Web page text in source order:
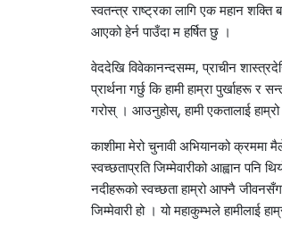
स्वतन्त्र राष्ट्रका लागि एक महान
आएको हेर्न पाउँदा म हर्षित छु ।
वेददेखि विवेकानन्दसम्म, प्राचीन
प्रार्थना गर्छु कि हामी हाम्रा पुर्खाहरू
गरोस् । आउनुहोस्, हामी एकतालाई
काशीमा मेरो चुनावी अभियानको क्रममा
स्वच्छताप्रति जिम्मेवारीको आह्वान
नदीहरूको स्वच्छता हाम्रो आफ्नै जीवनसँग
जिम्मेवारी हो । यो महाकुम्भले हामीलाई